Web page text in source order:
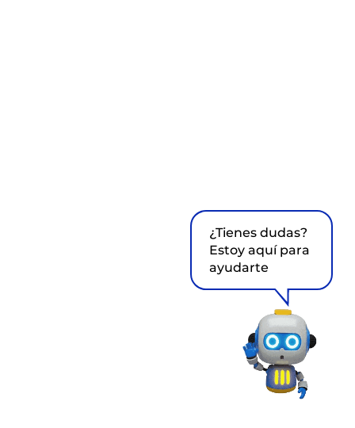
¿Tienes dudas?
Estoy aquí para
ayudarte